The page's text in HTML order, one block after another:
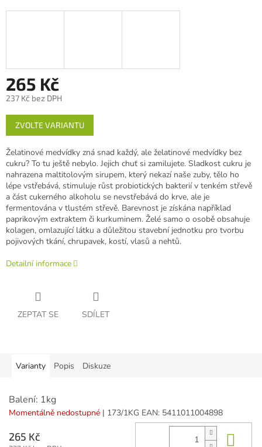
265 Kč
237 Kč bez DPH
Měrná
cena:
ZVOLTE VARIANTU
Želatinové medvídky zná snad každý, ale želatinové medvídky bez
cukru? To tu ještě nebylo. Jejich chuť si zamilujete. Sladkost cukru je
nahrazena maltitolovým sirupem, který nekazí naše zuby, tělo ho
lépe vstřebává, stimuluje růst probiotických bakterií v tenkém střevě
a část cukerného alkoholu se nevstřebává do krve, ale je
fermentována v tlustém střevě. Barevnost je získána například
paprikovým extraktem či kurkuminem. Želé samo o osobě obsahuje
kolagen, omlazující látku a důležitou stavební jednotku pro tvorbu
pojivových tkání, chrupavek, kostí, vlasů a nehtů.
Detailní informace
ZEPTAT SE SDÍLET
Varianty Popis Diskuze
Balení: 1kg
Momentálně nedostupné | 173/1KG EAN: 5411011004898
265 Kč